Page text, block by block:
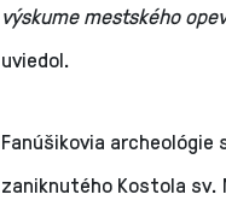
výskume mestského
uviedol.
Fanúšikovia
zaniknutého Kostola sv.